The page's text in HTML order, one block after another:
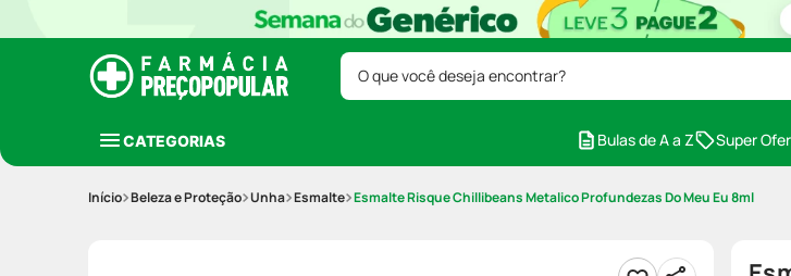
O que você deseja encontrar?
CATEGORIAS Bulas de A a Z Super
Beleza e Proteção Unha Esmalte Esmalte Risque Chillibeans Metalico Profundezas Do Meu Eu 8ml